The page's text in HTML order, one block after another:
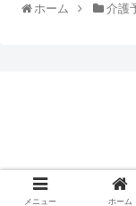
ホーム 介護
© 2018 理学療法
メニュー ホーム